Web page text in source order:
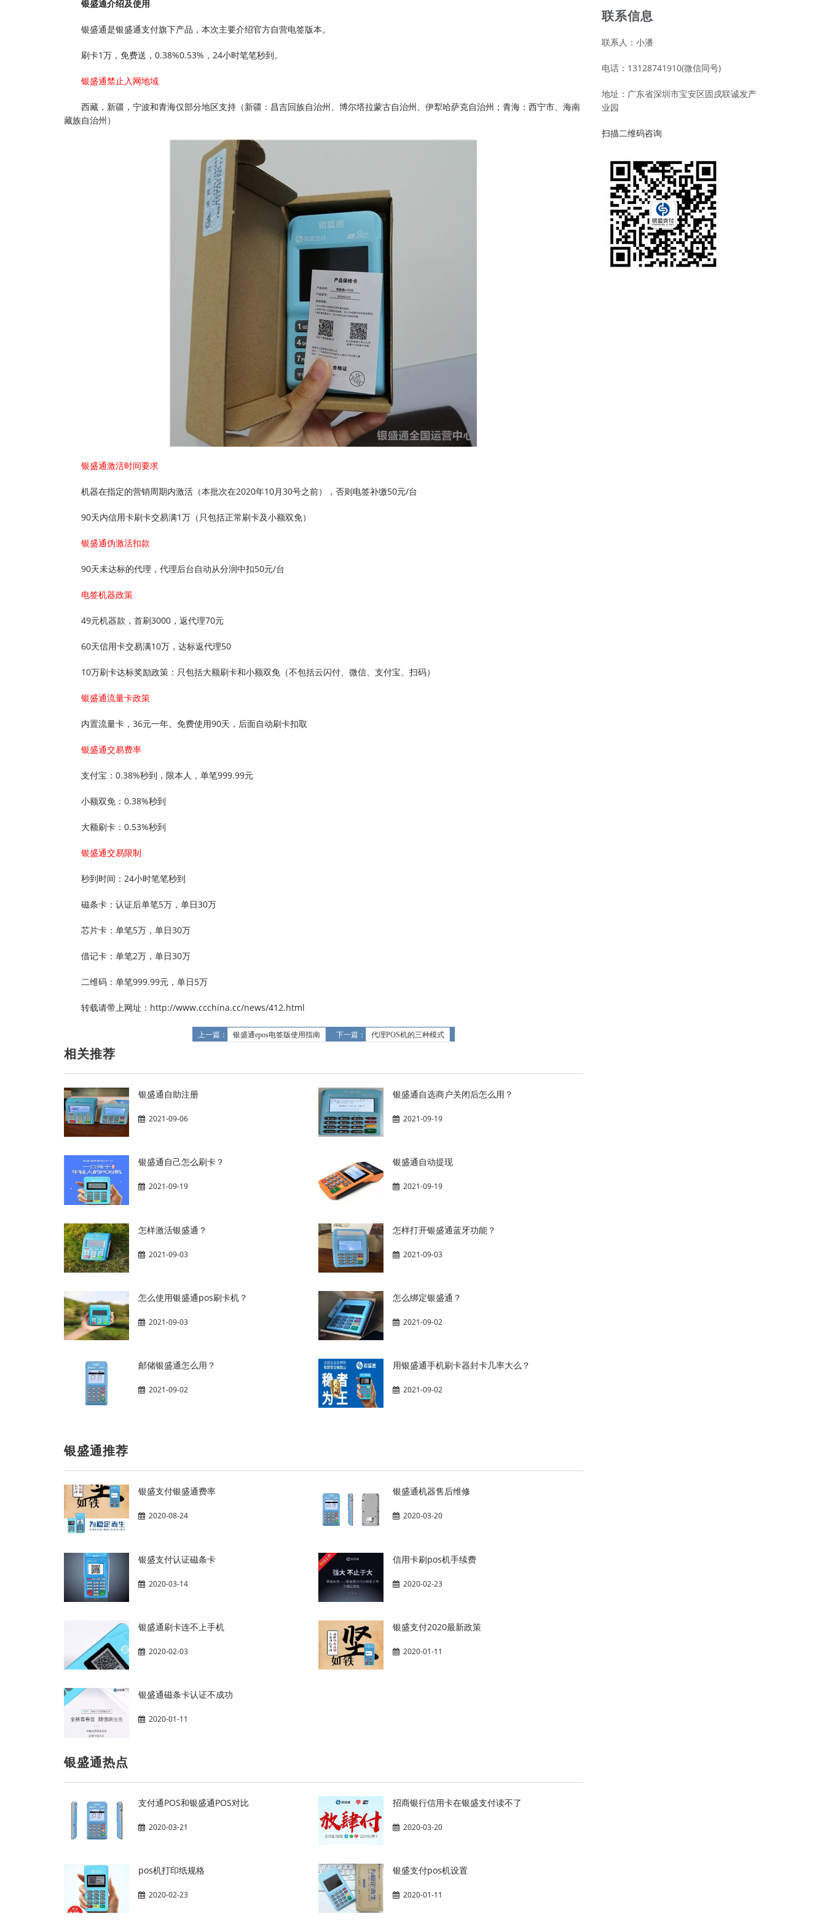
银盛通介绍及使用
银盛通是银盛通支付旗下产品，本次主要介绍官方自营电签版本。
刷卡1万，免费送，0.38%0.53%，24小时笔笔秒到。
银盛通禁止入网地域
西藏，新疆，宁波和青海仅部分地区支持（新疆：昌吉回族自治州、博尔塔拉蒙古自治州、伊犁哈萨克自治州；青海：西宁市、海南
藏族自治州）
银盛通激活时间要求
机器在指定的营销周期内激活（本批次在2020年10月30号之前），否则电签补缴50元/台
90天内信用卡刷卡交易满1万（只包括正常刷卡及小额双免）
银盛通伪激活扣款
90天未达标的代理，代理后台自动从分润中扣50元/台
电签机器政策
49元机器款，首刷3000，返代理70元
60天信用卡交易满10万，达标返代理50
10万刷卡达标奖励政策：只包括大额刷卡和小额双免（不包括云闪付、微信、支付宝、扫码）
银盛通流量卡政策
内置流量卡，36元一年。免费使用90天，后面自动刷卡扣取
银盛通交易费率
支付宝：0.38%秒到，限本人，单笔999.99元
小额双免：0.38%秒到
大额刷卡：0.53%秒到
银盛通交易限制
秒到时间：24小时笔笔秒到
磁条卡：认证后单笔5万，单日30万
芯片卡：单笔5万，单日30万
借记卡：单笔2万，单日30万
二维码：单笔999.99元，单日5万
转载请带上网址：http://www.ccchina.cc/news/412.html
上一篇： 银盛通epos电签版使用指南 下一篇： 代理POS机的三种模式
相关推荐
银盛通自助注册
2021-09-06
银盛通自选商户关闭后怎么用？
2021-09-19
银盛通自己怎么刷卡？
2021-09-19
银盛通自动提现
2021-09-19
怎样激活银盛通？
2021-09-03
怎样打开银盛通蓝牙功能？
2021-09-03
怎么使用银盛通pos刷卡机？
2021-09-03
怎么绑定银盛通？
2021-09-02
邮储银盛通怎么用？
2021-09-02
用银盛通手机刷卡器封卡几率大么？
2021-09-02
银盛通推荐
银盛支付银盛通费率
2020-08-24
银盛通机器售后维修
2020-03-20
银盛支付认证磁条卡
2020-03-14
信用卡刷pos机手续费
2020-02-23
银盛通刷卡连不上手机
2020-02-03
银盛支付2020最新政策
2020-01-11
银盛通磁条卡认证不成功
2020-01-11
银盛通热点
支付通POS和银盛通POS对比
2020-03-21
招商银行信用卡在银盛支付读不了
2020-03-20
pos机打印纸规格
2020-02-23
银盛支付pos机设置
2020-01-11
联系信息
联系人：小潘
电话：13128741910(微信同号)
地址：广东省深圳市宝安区固戍联诚发产
业园
扫描二维码咨询